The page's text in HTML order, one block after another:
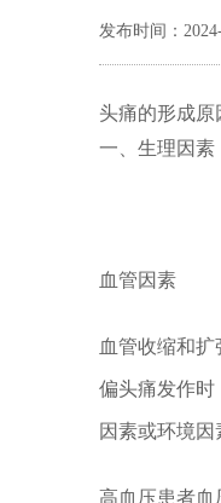
发布时间：
头痛的形成原
一、生理因素
血管因素
血管收缩和
偏头痛发作时
因素或环境因
高血压患者血